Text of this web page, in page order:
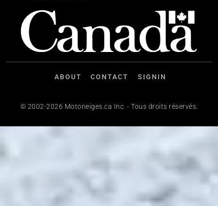
ABOUT CONTACT SIGNIN
© 2002-2026 Motoneiges.ca Inc. - Tous droits réservés.